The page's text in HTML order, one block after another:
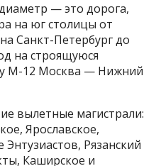
— это дорога,
на юг столицы от
Санкт-Петербург до
на строящуюся
М-12 Москва — Нижний
вылетные магистрали:
Ярославское,
Рязанский
Каширское и